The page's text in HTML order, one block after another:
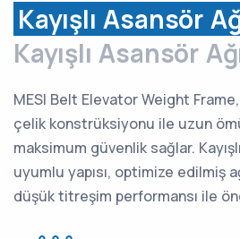
Kayışlı Asansör
Kayışlı Asansör
MESI Belt Elevator Weight
çelik konstrüksiyonu ile uzun
maksimum güvenlik sağlar.
uyumlu yapısı, optimize edilmiş
düşük titreşim performansı ile